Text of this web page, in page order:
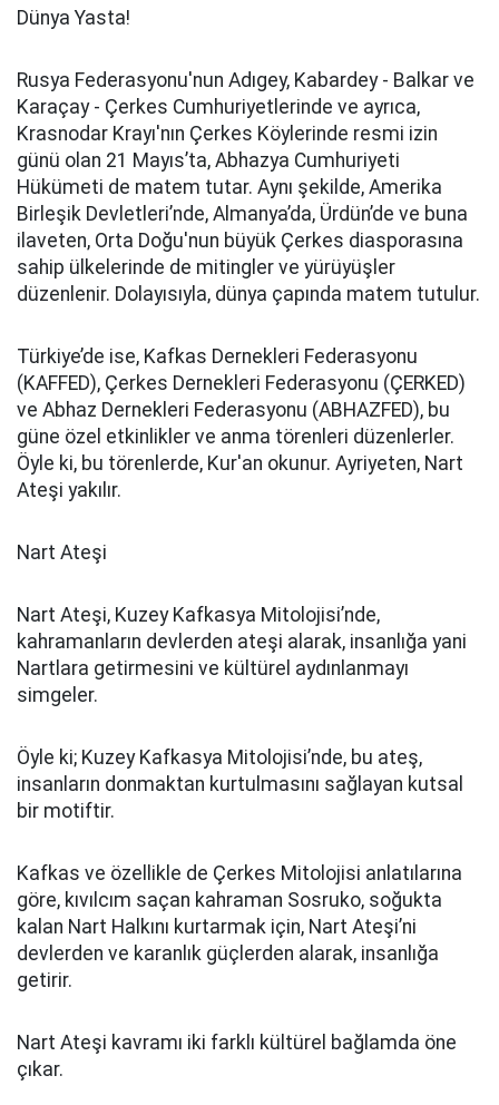
Dünya Yasta!
Rusya Federasyonu'nun Adıgey, Kabardey - Balkar ve
Karaçay - Çerkes Cumhuriyetlerinde ve ayrıca,
Krasnodar Krayı'nın Çerkes Köylerinde resmi izin
günü olan 21 Mayıs’ta, Abhazya Cumhuriyeti
Hükümeti de matem tutar. Aynı şekilde, Amerika
Birleşik Devletleri’nde, Almanya’da, Ürdün’de ve buna
ilaveten, Orta Doğu'nun büyük Çerkes diasporasına
sahip ülkelerinde de mitingler ve yürüyüşler
düzenlenir. Dolayısıyla, dünya çapında matem tutulur.
Türkiye’de ise, Kafkas Dernekleri Federasyonu
(KAFFED), Çerkes Dernekleri Federasyonu (ÇERKED)
ve Abhaz Dernekleri Federasyonu (ABHAZFED), bu
güne özel etkinlikler ve anma törenleri düzenlerler.
Öyle ki, bu törenlerde, Kur'an okunur. Ayriyeten, Nart
Ateşi yakılır.
Nart Ateşi
Nart Ateşi, Kuzey Kafkasya Mitolojisi’nde,
kahramanların devlerden ateşi alarak, insanlığa yani
Nartlara getirmesini ve kültürel aydınlanmayı
simgeler.
Öyle ki; Kuzey Kafkasya Mitolojisi’nde, bu ateş,
insanların donmaktan kurtulmasını sağlayan kutsal
bir motiftir.
Kafkas ve özellikle de Çerkes Mitolojisi anlatılarına
göre, kıvılcım saçan kahraman Sosruko, soğukta
kalan Nart Halkını kurtarmak için, Nart Ateşi’ni
devlerden ve karanlık güçlerden alarak, insanlığa
getirir.
Nart Ateşi kavramı iki farklı kültürel bağlamda öne
çıkar.